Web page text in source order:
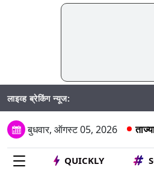
लाइव्ह ब्रेकिंग न्यूज:
बुधवार, ऑगस्ट 05, 2026
QUICKLY